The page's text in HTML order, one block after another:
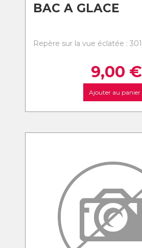
BAC A GLACE
Repère sur la vue éclatée : 301
9,00 €
Ajouter au panier